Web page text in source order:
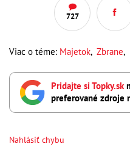
727
Viac o téme: Majetok, Zbrane,
Pridajte si Topky.sk
preferované zdroje
Nahlásiť chybu